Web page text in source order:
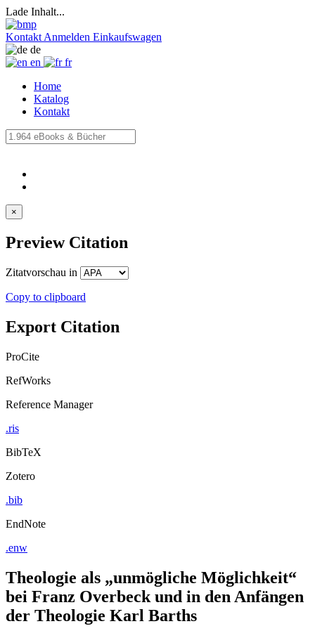
Lade Inhalt...
Kontakt Anmelden Einkaufswagen
de
en
fr
Home
Katalog
Kontakt
×
Preview Citation
Zitatvorschau in
Copy to clipboard
Export Citation
ProCite
RefWorks
Reference Manager
.ris
BibTeX
Zotero
.bib
EndNote
.enw
Theologie als „unmögliche Möglichkeit“
bei Franz Overbeck und in den Anfängen
der Theologie Karl Barths